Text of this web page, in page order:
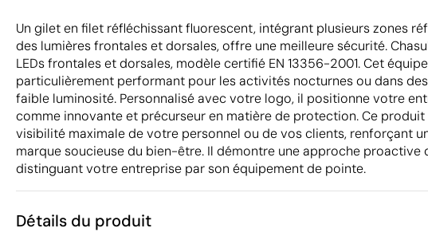
Un gilet en filet réfléchissant fluorescent, intégrant plusieurs zones
des lumières frontales et dorsales, offre une meilleure sécurité.
LEDs frontales et dorsales, modèle certifié EN 13356-2001. Cet
particulièrement performant pour les activités nocturnes ou dans
faible luminosité. Personnalisé avec votre logo, il positionne votre
comme innovante et précurseur en matière de protection. Ce produit
visibilité maximale de votre personnel ou de vos clients, renforçant
marque soucieuse du bien-être. Il démontre une approche proactive
distinguant votre entreprise par son équipement de pointe.
Détails du produit